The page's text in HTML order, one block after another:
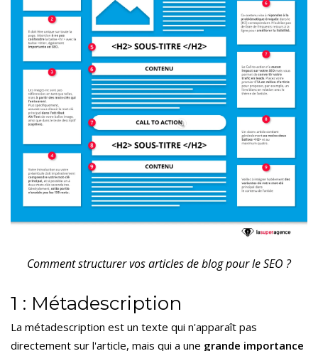
Comment structurer vos articles de blog pour le SEO ?
1 : Métadescription
La métadescription est un texte qui n'apparaît pas
directement sur l'article, mais qui a une grande importance